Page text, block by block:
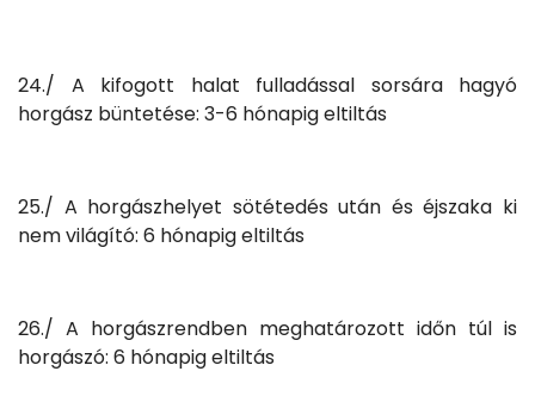
24./ A kifogott halat fulladással sorsára hagyó
horgász büntetése: 3-6 hónapig eltiltás
25./ A horgászhelyet sötétedés után és éjszaka ki
nem világító: 6 hónapig eltiltás
26./ A horgászrendben meghatározott időn túl is
horgászó: 6 hónapig eltiltás